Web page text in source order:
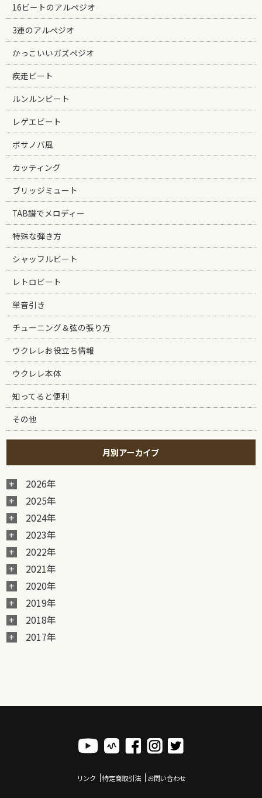
16ビートのアルペジオ
3連のアルペジオ
かっこいいガズペジオ
疾走ビート
ルンルンビート
レゲエビート
ボサノバ風
カッティング
ブリッジミュート
TAB譜でメロディー
特殊な弾き方
シャッフルビート
レトロビート
単音引き
チューニング＆弦の張り方
ウクレレお役立ち情報
ウクレレ本体
知ってると便利
その他
月別アーカイブ
2026年
2025年
2024年
2023年
2022年
2021年
2020年
2019年
2018年
2017年
リンク 特定商取引法 お問い合わせ